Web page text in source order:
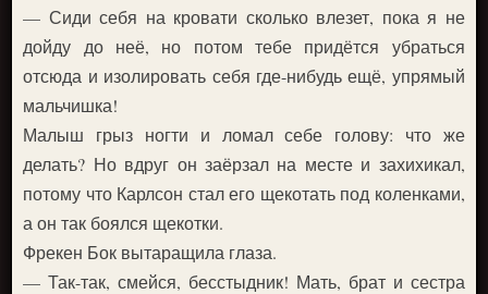
— Сиди себя на кровати сколько влезет, пока я не
дойду до неё, но потом тебе придётся убраться
отсюда и изолировать себя где-нибудь ещё, упрямый
мальчишка!
Малыш грыз ногти и ломал себе голову: что же
делать? Но вдруг он заёрзал на месте и захихикал,
потому что Карлсон стал его щекотать под коленками,
а он так боялся щекотки.
Фрекен Бок вытаращила глаза.
— Так-так, смейся, бесстыдник! Мать, брат и сестра